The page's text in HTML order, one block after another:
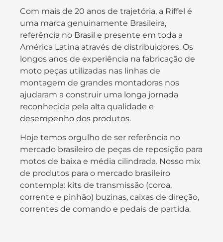
Com mais de 20 anos de trajetória, a Riffel é
uma marca genuinamente Brasileira,
referência no Brasil e presente em toda a
América Latina através de distribuidores. Os
longos anos de experiência na fabricação de
moto peças utilizadas nas linhas de
montagem de grandes montadoras nos
ajudaram a construir uma longa jornada
reconhecida pela alta qualidade e
desempenho dos produtos.
Hoje temos orgulho de ser referência no
mercado brasileiro de peças de reposição para
motos de baixa e média cilindrada. Nosso mix
de produtos para o mercado brasileiro
contempla: kits de transmissão (coroa,
corrente e pinhão) buzinas, caixas de direção,
correntes de comando e pedais de partida.